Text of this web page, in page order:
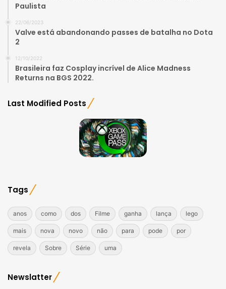
Paulista
22/06/2023
Valve está abandonando passes de batalha no Dota
2
12/10/2022
Brasileira faz Cosplay incrível de Alice Madness
Returns na BGS 2022.
Last Modified Posts
Tags
anos como dos Filme ganha lança lego
mais nova novo não para pode por
revela Sobre Série uma
Newslatter